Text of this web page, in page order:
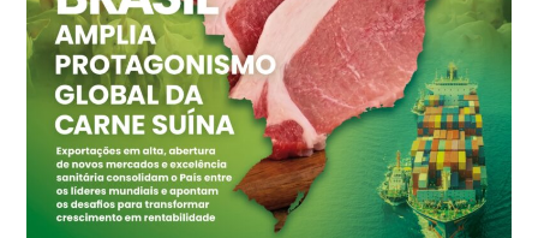
Vermelho
R$ 159,31
cx
Ovo Branco - Regional
Bastos (SP)
R$ 134,42
cx